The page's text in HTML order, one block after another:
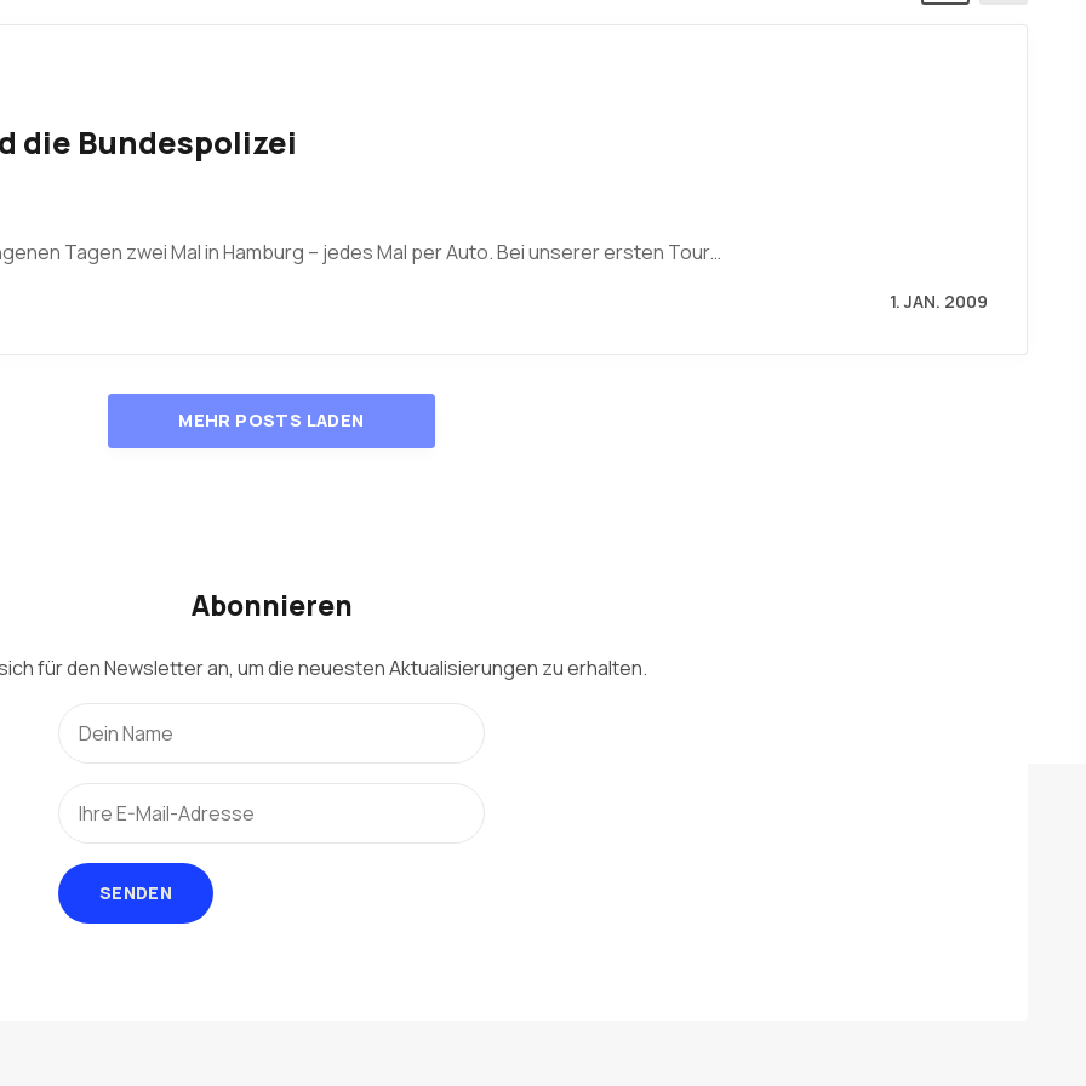
die Bundespolizei
Tagen zwei Mal in Hamburg – jedes Mal per Auto. Bei unserer ersten Tour…
1. JAN. 2009
MEHR POSTS LADEN
Abonnieren
für den Newsletter an, um die neuesten Aktualisierungen zu erhalten.
SENDEN